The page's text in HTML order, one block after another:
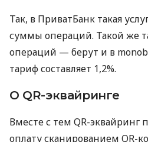
Так, в ПриватБанк такая
суммы операций. Такой же
операций — берут и в
тариф составляет 1,2%.
О QR-эквайринге
Вместе с тем QR-эквайринг
оплату сканированием QR-